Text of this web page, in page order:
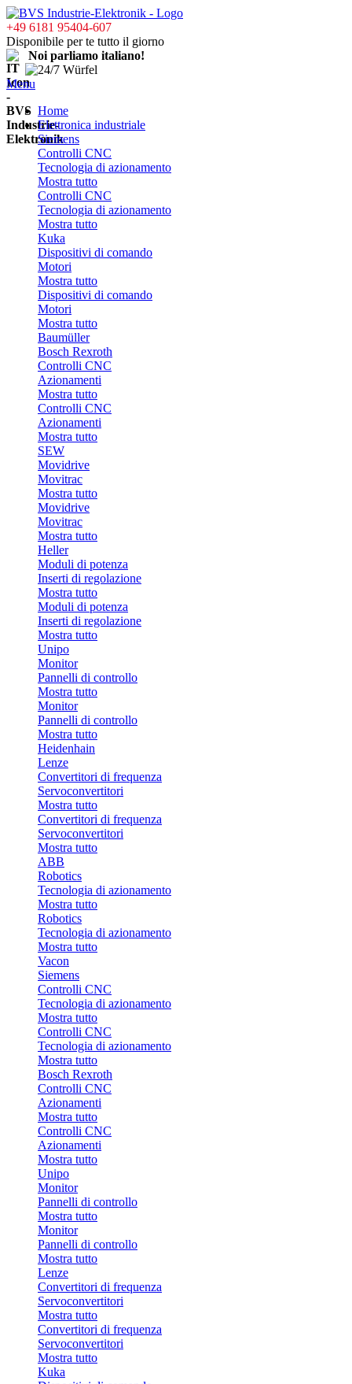
+49 6181 95404-607
Disponibile per te tutto il giorno
Noi parliamo italiano!
Menu
Home
Elettronica industriale
Siemens
Controlli CNC
Tecnologia di azionamento
Mostra tutto
Controlli CNC
Tecnologia di azionamento
Mostra tutto
Kuka
Dispositivi di comando
Motori
Mostra tutto
Dispositivi di comando
Motori
Mostra tutto
Baumüller
Bosch Rexroth
Controlli CNC
Azionamenti
Mostra tutto
Controlli CNC
Azionamenti
Mostra tutto
SEW
Movidrive
Movitrac
Mostra tutto
Movidrive
Movitrac
Mostra tutto
Heller
Moduli di potenza
Inserti di regolazione
Mostra tutto
Moduli di potenza
Inserti di regolazione
Mostra tutto
Unipo
Monitor
Pannelli di controllo
Mostra tutto
Monitor
Pannelli di controllo
Mostra tutto
Heidenhain
Lenze
Convertitori di frequenza
Servoconvertitori
Mostra tutto
Convertitori di frequenza
Servoconvertitori
Mostra tutto
ABB
Robotics
Tecnologia di azionamento
Mostra tutto
Robotics
Tecnologia di azionamento
Mostra tutto
Vacon
Siemens
Controlli CNC
Tecnologia di azionamento
Mostra tutto
Controlli CNC
Tecnologia di azionamento
Mostra tutto
Bosch Rexroth
Controlli CNC
Azionamenti
Mostra tutto
Controlli CNC
Azionamenti
Mostra tutto
Unipo
Monitor
Pannelli di controllo
Mostra tutto
Monitor
Pannelli di controllo
Mostra tutto
Lenze
Convertitori di frequenza
Servoconvertitori
Mostra tutto
Convertitori di frequenza
Servoconvertitori
Mostra tutto
Kuka